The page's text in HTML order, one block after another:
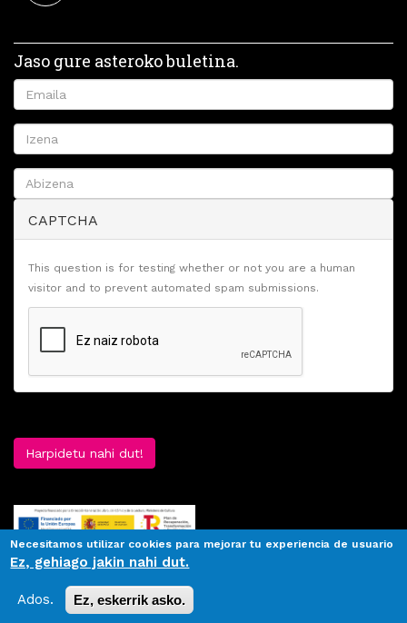
Jaso gure asteroko buletina.
CAPTCHA
This question is for testing whether or not you are a human
visitor and to prevent automated spam submissions.
Harpidetu nahi dut!
Necesitamos utilizar cookies para mejorar tu experiencia de usuario
Ez, gehiago jakin nahi dut.
Ados. Ez, eskerrik asko.